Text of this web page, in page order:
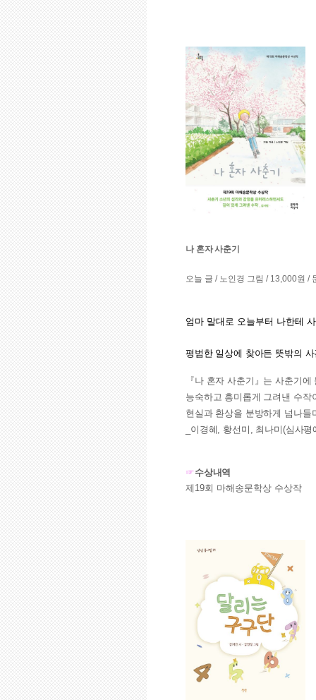
나 혼자 사춘기
오늘 글 / 노인경 그림 / 13,000원 /
엄마 말대로 오늘부터 나한테
평범한 일상에 찾아든 뜻밖의
『나 혼자 사춘기』는 사춘기
능숙하고 흥미롭게 그려낸 수
현실과 환상을 분방하게 넘나
_이경혜, 황선미, 최나미(심사평
☞수상내역
제19회 마해송문학상 수상작